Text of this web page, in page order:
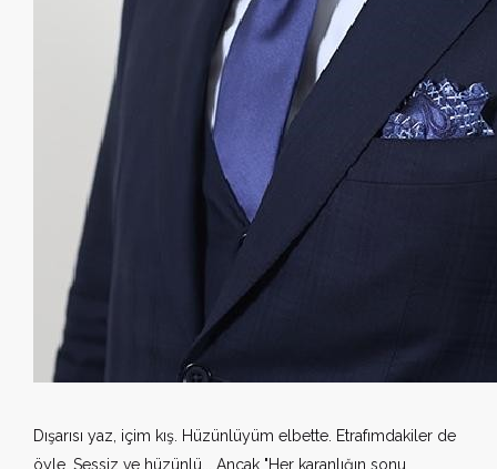
Dışarısı yaz, içim kış. Hüzünlüyüm elbette. Etrafımdakiler de
öyle. Sessiz ve hüzünlü... Ancak "Her karanlığın sonu